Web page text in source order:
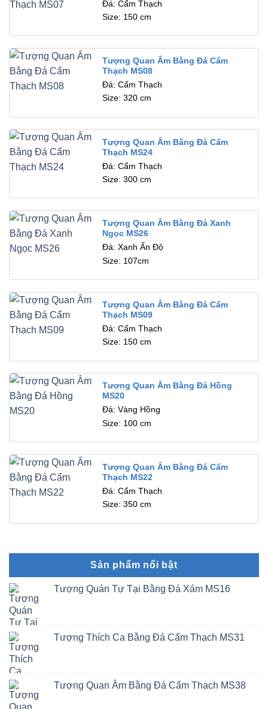
Sản phẩm nổi bật
Tượng Quán Tự Tại Bằng Đá Xám MS16
Tượng Thích Ca Bằng Đá Cẩm Thạch MS31
Tượng Quan Âm Bằng Đá Cẩm Thạch MS38
Đá: Cẩm Thạch
Size: 150 cm
Tượng Quan Âm Bằng Đá Cẩm
Thạch MS08
Đá: Cẩm Thạch
Size: 320 cm
Tượng Quan Âm Bằng Đá Cẩm
Thạch MS24
Đá: Cẩm Thạch
Size: 300 cm
Tượng Quan Âm Bằng Đá Xanh
Ngọc MS26
Đá: Xanh Ấn Độ
Size: 107cm
Tượng Quan Âm Bằng Đá Cẩm
Thạch MS09
Đá: Cẩm Thạch
Size: 150 cm
Tượng Quan Âm Bằng Đá Hồng
MS20
Đá: Vàng Hồng
Size: 100 cm
Tượng Quan Âm Bằng Đá Cẩm
Thạch MS22
Đá: Cẩm Thạch
Size: 350 cm